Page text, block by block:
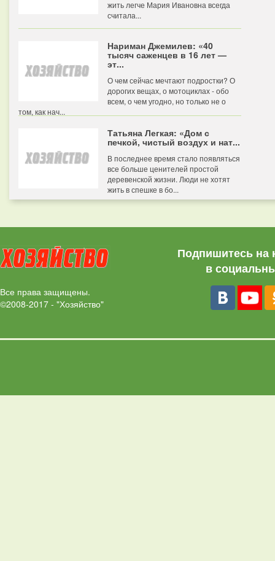
жить легче Мария Ивановна всегда
считала...
Нариман Джемилев: «40
тысяч саженцев в 16 лет —
эт...
О чем сейчас мечтают подростки? О
дорогих вещах, о мотоциклах - обо
всем, о чем угодно, но только не о
том, как нач...
Татьяна Легкая: «Дом с
печкой, чистый воздух и нат...
В последнее время стало появляться
все больше ценителей простой
деревенской жизни. Люди не хотят
жить в спешке в бо...
Все права защищены.
©2008-2017 - "Хозяйство"
Подпишитесь на
в